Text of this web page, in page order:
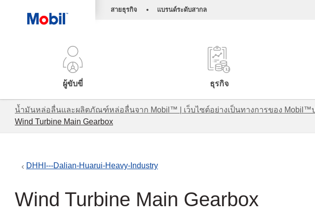
สายธุรกิจ • แบรนด์ระดับสากล
ผู้ขับขี่ ธุรกิจ
น้ำมันหล่อลื่นและผลิตภัณฑ์หล่อลื่นจาก Mobil™ | เว็บไซต์อย่างเป็นทางการของ Mobil™
Wind Turbine Main Gearbox
DHHI---Dalian-Huarui-Heavy-Industry
Wind Turbine Main Gearbox